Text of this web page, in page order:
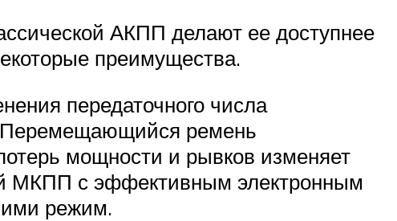
АКПП делают ее доступнее
преимущества.
передаточного числа
Перемещающийся ремень
мощности и рывков изменяет
МКПП с эффективным электронным
режим.